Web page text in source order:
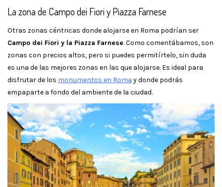
La zona de Campo dei Fiori y Piazza Farnese
Otras zonas céntricas donde alojarse en Roma podrían ser
Campo dei Fiori y la Piazza Farnese. Como comentábamos, son
zonas con precios altos, pero si puedes permitírtelo, sin duda
es una de las mejores zonas en las que alojarse. Es ideal para
disfrutar de los monumentos en Roma y donde podrás
empaparte a fondo del ambiente de la ciudad.